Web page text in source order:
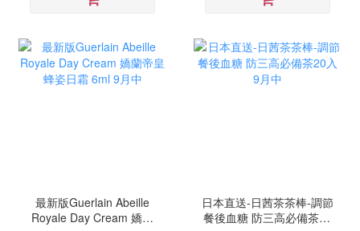
最新版Guerlain Abeille
Royale Day Cream 嬌蘭
日本直送-日茜茶茶棒-調節
餐後血糖 防三高必備茶20